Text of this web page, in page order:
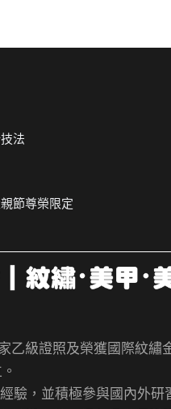
法
節尊榮限定
乙級證照及榮獲國際紋繡
驗，並積極參與國內外研